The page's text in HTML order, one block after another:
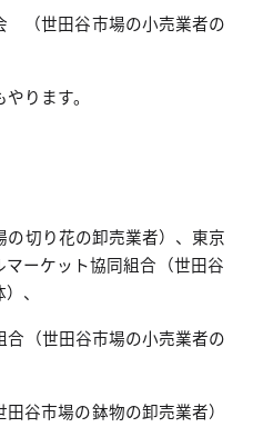
（世田谷市場の小売業者の
ります。
切り花の卸売業者）、東京
ーケット協同組合（世田谷
、
（世田谷市場の小売業者の
谷市場の鉢物の卸売業者）